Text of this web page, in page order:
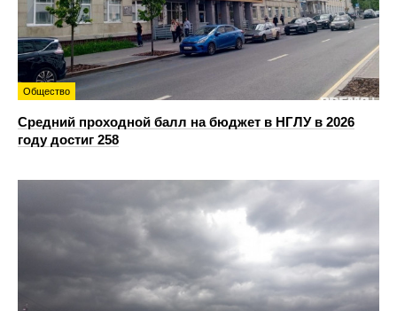
Общество
Средний проходной балл на бюджет в НГЛУ в 2026
году достиг 258